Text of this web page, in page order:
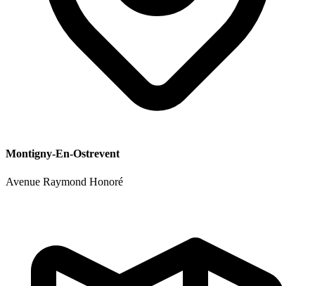
Montigny-En-Ostrevent
Avenue Raymond Honoré